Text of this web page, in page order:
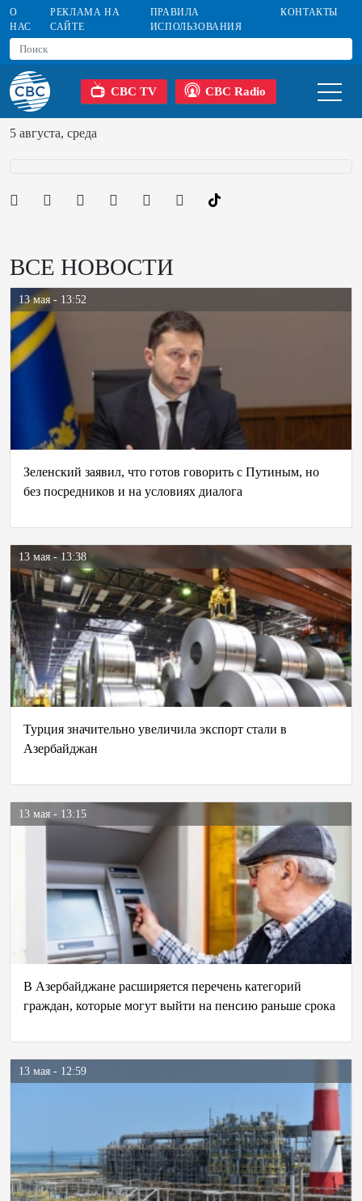
О
НАС
РЕКЛАМА НА
САЙТЕ
ПРАВИЛА
ИСПОЛЬЗОВАНИЯ
КОНТАКТЫ
CBC TV CBC Radio
5 августа, среда
ВСЕ НОВОСТИ
13 мая - 13:52
Зеленский заявил, что готов говорить с Путиным, но
без посредников и на условиях диалога
13 мая - 13:38
Турция значительно увеличила экспорт стали в
Азербайджан
13 мая - 13:15
В Азербайджане расширяется перечень категорий
граждан, которые могут выйти на пенсию раньше срока
13 мая - 12:59